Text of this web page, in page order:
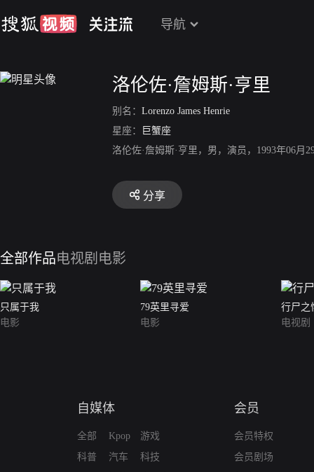
导航
洛伦佐·詹姆斯·亨里
别名： Lorenzo James Henrie
星座：
巨蟹座
洛伦佐·詹姆斯·亨里，男，演员，1993年06
分享
全部作品电视剧 电影
只属于我
电影
79英里寻爱
电影
行尸之
电视剧
自媒体
全部
科普
Kpop
汽车
游戏
科技
会员
会员特权
会员剧场